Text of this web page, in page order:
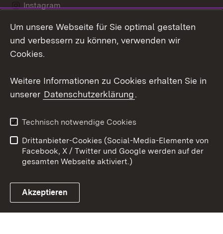
Instagram
Social Wall
Link zum Landesportal
Barrierefreiheit
Benutzungshinweise
Impressum
Cookies
Um unsere Webseite für Sie optimal gestalten
und verbessern zu können, verwenden wir
Cookies.
Weitere Informationen zu Cookies erhalten Sie in
unserer Datenschutzerklärung.
Technisch notwendige Cookies
Drittanbieter-Cookies (Social-Media-Elemente von
Facebook, X / Twitter und Google werden auf der
gesamten Webseite aktiviert.)
Akzeptieren